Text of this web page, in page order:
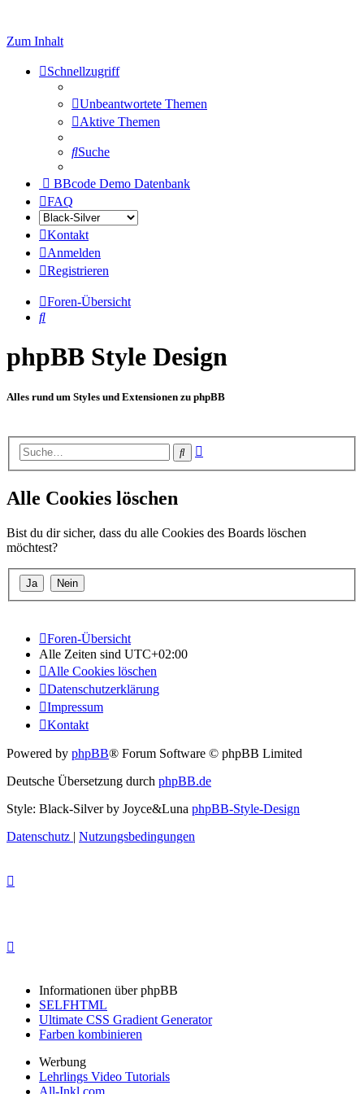
Zum Inhalt
Schnellzugriff
Unbeantwortete Themen
Aktive Themen
Suche
BBcode Demo Datenbank
FAQ
Kontakt
Anmelden
Registrieren
Foren-Übersicht
Suche
phpBB Style Design
Alles rund um Styles und Extensionen zu phpBB
Suche
Alle Cookies löschen
Bist du dir sicher, dass du alle Cookies des Boards löschen
möchtest?
Foren-Übersicht
Alle Zeiten sind UTC+02:00
Alle Cookies löschen
Datenschutzerklärung
Impressum
Kontakt
Powered by phpBB® Forum Software © phpBB Limited
Deutsche Übersetzung durch phpBB.de
Style: Black-Silver by Joyce&Luna phpBB-Style-Design
Datenschutz | Nutzungsbedingungen
Informationen über phpBB
SELFHTML
Ultimate CSS Gradient Generator
Farben kombinieren
Werbung
Lehrlings Video Tutorials